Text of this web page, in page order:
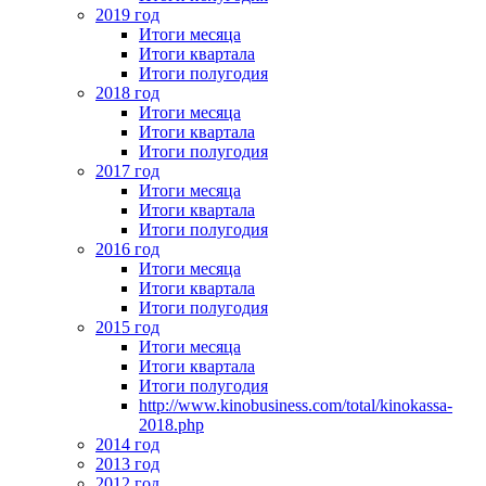
2019 год
Итоги месяца
Итоги квартала
Итоги полугодия
2018 год
Итоги месяца
Итоги квартала
Итоги полугодия
2017 год
Итоги месяца
Итоги квартала
Итоги полугодия
2016 год
Итоги месяца
Итоги квартала
Итоги полугодия
2015 год
Итоги месяца
Итоги квартала
Итоги полугодия
http://www.kinobusiness.com/total/kinokassa-
2018.php
2014 год
2013 год